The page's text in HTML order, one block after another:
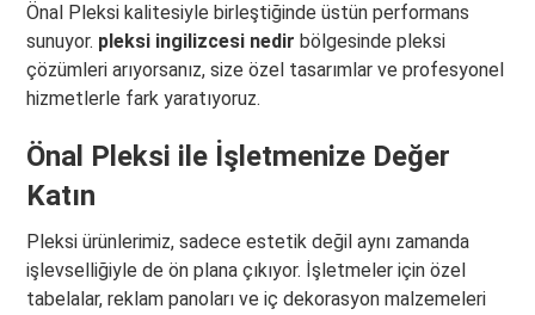
Önal Pleksi kalitesiyle birleştiğinde üstün performans
sunuyor. pleksi ingilizcesi nedir bölgesinde pleksi
çözümleri arıyorsanız, size özel tasarımlar ve profesyonel
hizmetlerle fark yaratıyoruz.
Önal Pleksi ile İşletmenize Değer
Katın
Pleksi ürünlerimiz, sadece estetik değil aynı zamanda
işlevselliğiyle de ön plana çıkıyor. İşletmeler için özel
tabelalar, reklam panoları ve iç dekorasyon malzemeleri